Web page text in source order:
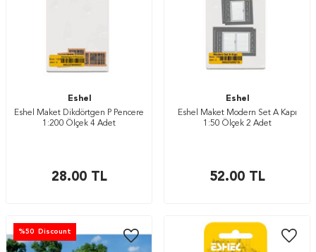
Eshel
Eshel Maket Dikdörtgen P Pencere
1:200 Ölçek 4 Adet
28.00TL
Eshel
Eshel Maket Modern Set A Kapı
1:50 Ölçek 2 Adet
52.00TL
%50 Discount